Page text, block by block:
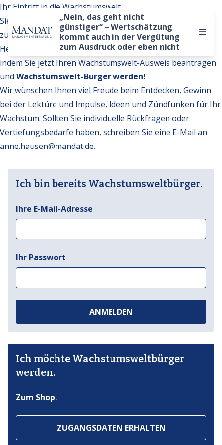
„Nein, das geht nicht
günstiger“ – Wertschätzung
kommt auch in der Vergütung
zum Ausdruck oder eben nicht
Ihr Eintritt in die Wachstumswelt
Sie möchten auf weitere Inhalte der Wachstumswelt
zugreifen?
Hervorragend. Werden Sie Teil unserer Gemeinschaft,
indem Sie jetzt Ihren Wachstumswelt-Ausweis beantragen
und Wachstumswelt-Bürger werden!
Wir wünschen Ihnen viel Freude beim Entdecken, Gewinn
bei der Lektüre und Impulse, Ideen und Zündfunken für Ihr
Wachstum. Sollten Sie individuelle Rückfragen oder
Vertiefungsbedarfe haben, schreiben Sie eine E-Mail an
anne.hausen@mandat.de.
Ich bin bereits Wachstumsweltbürger.
Ihre E-Mail-Adresse
Ihr Passwort
ANMELDEN
Ich möchte Wachstumsweltbürger
werden.
Zum Shop.
ZUGANGSDATEN ERHALTEN